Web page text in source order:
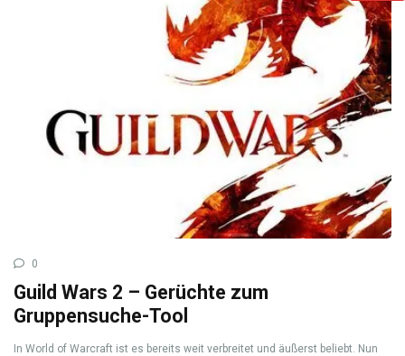
0
Guild Wars 2 – Gerüchte zum
Gruppensuche-Tool
In World of Warcraft ist es bereits weit verbreitet und äußerst beliebt. Nun